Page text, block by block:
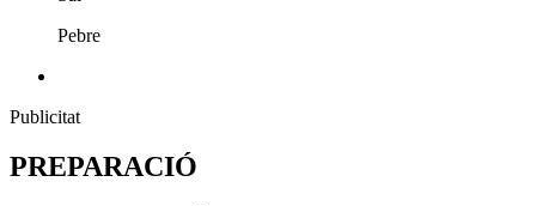
Pebre
Publicitat
PREPARACIÓ